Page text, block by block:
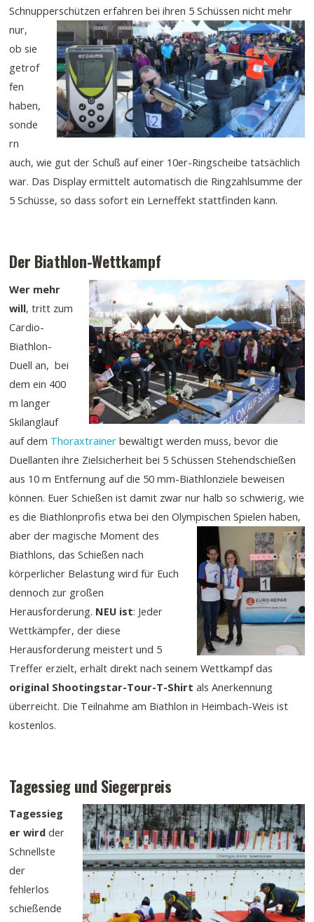
Schnupperschützenerfahren bei ihren 5 Schüssen nicht mehr
nur,
ob sie
getrof
fen
haben,
sonde
rn
auch, wie gut der Schuß auf einer 10er-Ringscheibe tatsächlich
war. Das Display ermittelt automatisch die Ringzahlsumme der
5 Schüsse, so dass sofort ein Lerneffekt stattfinden kann.
Der Biathlon-Wettkampf
Wer mehr
will, tritt zum
Cardio-
Biathlon-
Duell an, bei
dem ein 400
m langer
Skilanglauf
auf dem Thoraxtrainer bewältigt werden muss, bevor die
Duellanten ihre Zielsicherheit bei 5 Schüssen Stehendschießen
aus 10 m Entfernung auf die 50 mm-Biathlonziele beweisen
können. Euer Schießen ist damit zwar nur halb so schwierig, wie
es die Biathlonprofis etwa bei den Olympischen Spielen haben,
aber der magische Moment des
Biathlons, das Schießen nach
körperlicher Belastung wird für Euch
dennoch zur großen
Herausforderung. NEU ist: Jeder
Wettkämpfer, der diese
Herausforderung meistert und 5
Treffer erzielt, erhält direkt nach seinem Wettkampf das
original Shootingstar-Tour-T-Shirt als Anerkennung
überreicht. Die Teilnahme am Biathlon in Heimbach-Weis ist
kostenlos.
Tagessieg und Siegerpreis
Tagessieg
er wird der
Schnellste
der
fehlerlos
schießende